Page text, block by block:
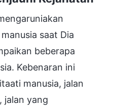
saat Dia
beberapa
Kebenaran ini
manusia, jalan
jalan yang